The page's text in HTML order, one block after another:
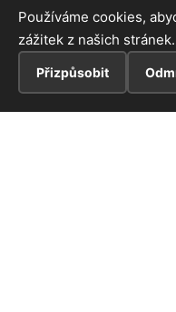
Používáme cookies,
zážitek z našich stránek.
Přizpůsobit